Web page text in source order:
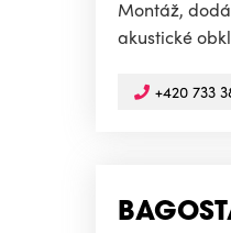
Montáž,
akustické
+420 733